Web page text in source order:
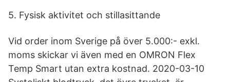
5. Fysisk aktivitet och stillasittande
Vid order inom Sverige på över 5.000:- exkl.
moms skickar vi även med en OMRON Flex
Temp Smart utan extra kostnad. 2020-03-10